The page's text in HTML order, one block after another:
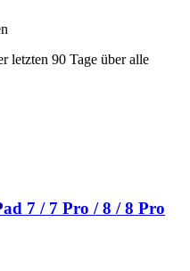
letzten 90 Tage über alle
7 / 7 Pro / 8 / 8 Pro